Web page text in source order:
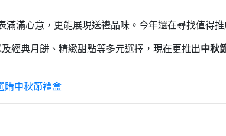
滿心意，更能展現送禮品味。今年還在尋找值得推
經典月餅、精緻甜點等多元選擇，現在更推出中秋
購中秋節禮盒